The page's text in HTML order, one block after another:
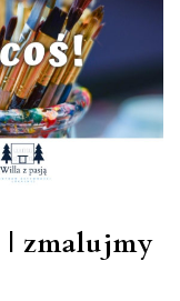
zmalujmy